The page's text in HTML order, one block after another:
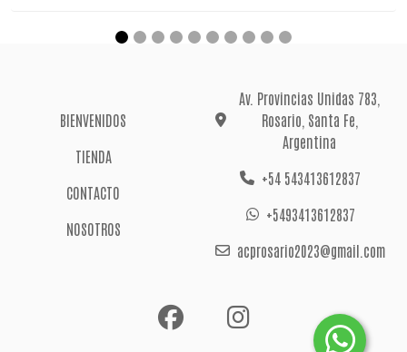
BIENVENIDOS
TIENDA
CONTACTO
NOSOTROS
Av. Provincias Unidas 783,
Rosario, Santa Fe,
Argentina
+54 543413612837
+5493413612837
acprosario2023@gmail.com